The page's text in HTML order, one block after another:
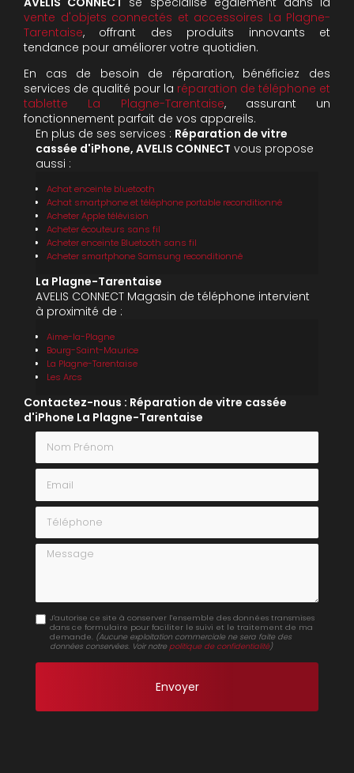
vente d'objets connectés et accessoires La Plagne-
Tarentaise, offrant des produits innovants et
tendance pour améliorer votre quotidien.
En cas de besoin de réparation, bénéficiez des
services de qualité pour la réparation de téléphone et
tablette La Plagne-Tarentaise, assurant un
fonctionnement parfait de vos appareils.
En plus de ses services : Réparation de vitre
cassée d'iPhone, AVELIS CONNECT vous propose
aussi :
Achat enceinte bluetooth
Achat smartphone et téléphone portable reconditionné
Acheter Apple télévision
Acheter écouteurs sans fil
Acheter enceinte Bluetooth sans fil
Acheter smartphone Samsung reconditionné
La Plagne-Tarentaise
AVELIS CONNECT Magasin de téléphone intervient
à proximité de :
Aime-la-Plagne
Bourg-Saint-Maurice
La Plagne-Tarentaise
Les Arcs
Contactez-nous : Réparation de vitre cassée
d'iPhone La Plagne-Tarentaise
Nom Prénom
Email
Téléphone
Message
J'autorise ce site à conserver l'ensemble des données transmises
dans ce formulaire pour faciliter le suivi et le traitement de ma
demande. (Aucune exploitation commerciale ne sera faite des
données conservées. Voir notre politique de confidentialité)